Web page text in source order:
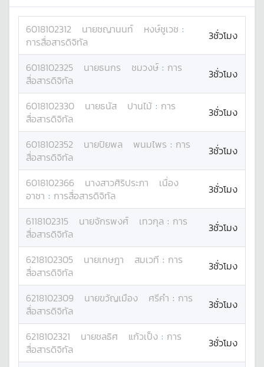
6018102312 นายชญานนท์ หงษ์ชูเวช :
การสื่อสารดิจิทัล
3ชั่วโมง
6018102325 นายธนกร ชมวงษ์ : การ
สื่อสารดิจิทัล
3ชั่วโมง
6018102330 นายธนัส ปานไม้ : การ
สื่อสารดิจิทัล
3ชั่วโมง
6018102352 นายปิยพล พนมไพร : การ
สื่อสารดิจิทัล
3ชั่วโมง
6018102366 นางสาวศิริประภา
เนื่อง
อาชา : การสื่อสารดิจิทัล 3ชั่วโมง
6118102315 นายจักรพงศ์ เทวกุล : การ
สื่อสารดิจิทัล
3ชั่วโมง
6218102305 นายเกษฎา สมเวที : การ
สื่อสารดิจิทัล
3ชั่วโมง
6218102309 นายขวัญเมือง ศรีคำ : การ
สื่อสารดิจิทัล
3ชั่วโมง
6218102321 นายชลธิศ แก้วเป็ง : การ
สื่อสารดิจิทัล
3ชั่วโมง